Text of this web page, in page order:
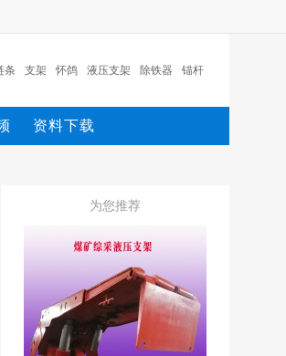
条 支架 怀鸽 液压支架 除铁器 锚杆
移动破
资料下载
为您推荐